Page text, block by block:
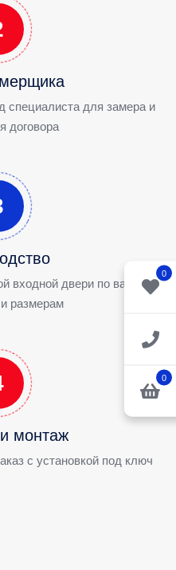
0
0
специалиста для замера и
договора
входной двери по вашим
размерам
монтаж
с установкой под ключ